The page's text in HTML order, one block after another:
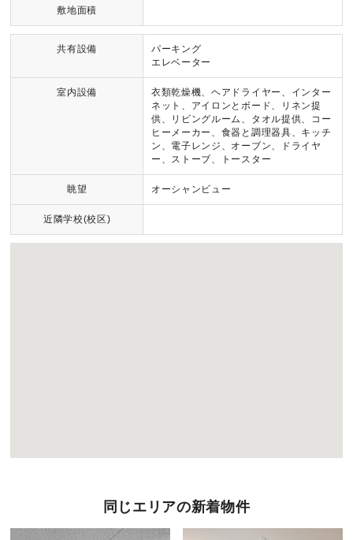
敷地面積
共有設備
パーキング
エレベーター
室内設備
衣類乾燥機、ヘアドライヤー、インター
ネット、アイロンとボード、リネン提
供、リビングルーム、タオル提供、コー
ヒーメーカー、食器と調理器具、キッチ
ン、電子レンジ、オーブン、ドライヤ
ー、ストーブ、トースター
眺望 オーシャンビュー
近隣学校(校区)
同じエリアの新着物件